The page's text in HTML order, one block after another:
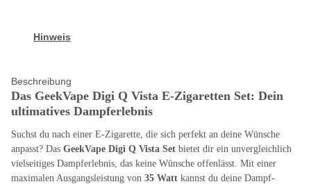
Hinweis
Beschreibung
Das GeekVape Digi Q Vista E-Zigaretten Set: Dein
ultimatives Dampferlebnis
Suchst du nach einer E-Zigarette, die sich perfekt an deine Wünsche
anpasst? Das GeekVape Digi Q Vista Set bietet dir ein unvergleichlich
vielseitiges Dampferlebnis, das keine Wünsche offenlässt. Mit einer
maximalen Ausgangsleistung von 35 Watt kannst du deine Dampf-